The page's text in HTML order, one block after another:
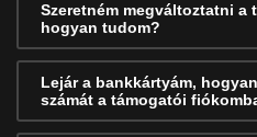
Szeretném megváltoztatni a
hogyan tudom?
Lejár a bankkártyám,
számát a támogatói